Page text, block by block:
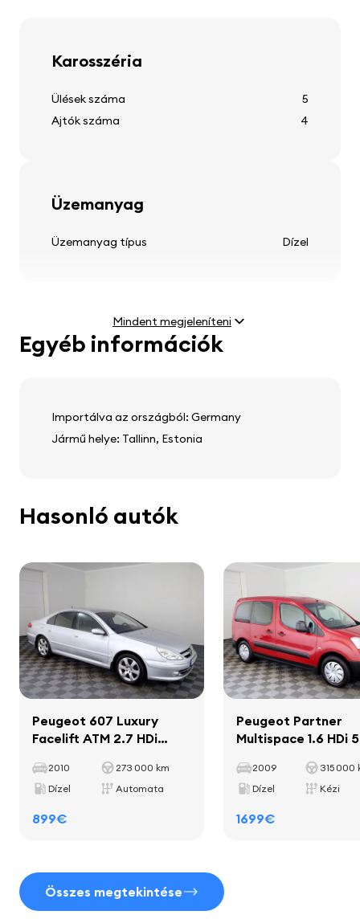
ködlámpák
könnyűfém kerekek
állítható kormánymű
multifunkciós kormánykerék
Audio, video, kommunikáció
hangszórók
fedélzeti számítógép
Belső tér
díszítő léc a belső térben
szőnyegek
bőr váltókar
bőr belső tér
elektrikusan állítható ülések
Karosszéria
Ülések száma
5
Ajtók száma
4
Üzemanyag
Üzemanyag típus Dízel
Motor
Üres tömeg
Hasznos teherkapacitás
364 kg
Mindent megjeleníteni
Egyéb információk
Importálva az országból: Germany
Jármű helye: Tallinn, Estonia
Hasonló autók
Peugeot 607 Luxury
Facelift ATM 2.7 HDi
2010
273 000 km
Dízel
Automata
899€
Peugeot Partner
Multispace 1.6 HDi
2009
315 000
Dízel
Kézi
1699€
Összes megtekintése